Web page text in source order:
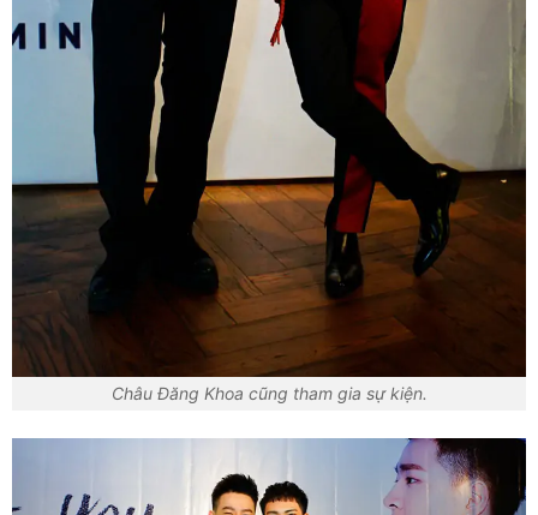
Châu Đăng Khoa cũng tham gia sự kiện.